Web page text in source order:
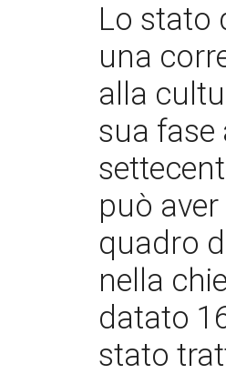
Lo stato
una
alla
sua fase
può
quadro
nella
datato
stato